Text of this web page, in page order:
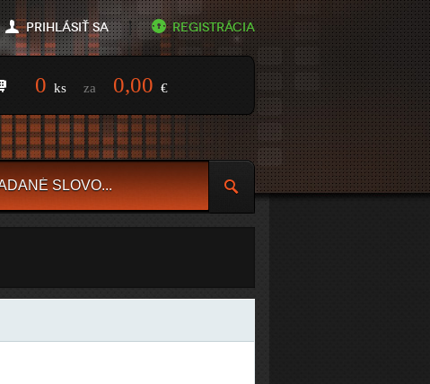
Prihlásiť sa
Registrácia
0 ks za 0,00 €